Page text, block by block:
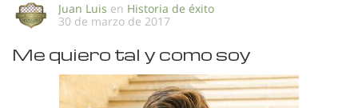
Juan Luis en Historia de éxito
30 de marzo de 2017
Me quiero tal y como soy